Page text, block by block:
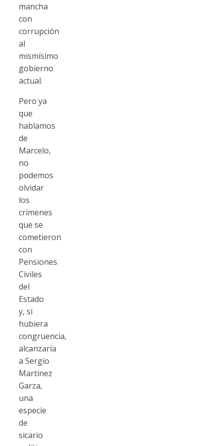
mancha
con
corrupción
al
mismísimo
gobierno
actual.
Pero ya
que
hablamos
de
Marcelo,
no
podemos
olvidar
los
crímenes
que se
cometieron
con
Pensiones
Civiles
del
Estado
y, si
hubiera
congruencia,
alcanzaría
a Sergio
Martínez
Garza,
una
especie
de
sicario